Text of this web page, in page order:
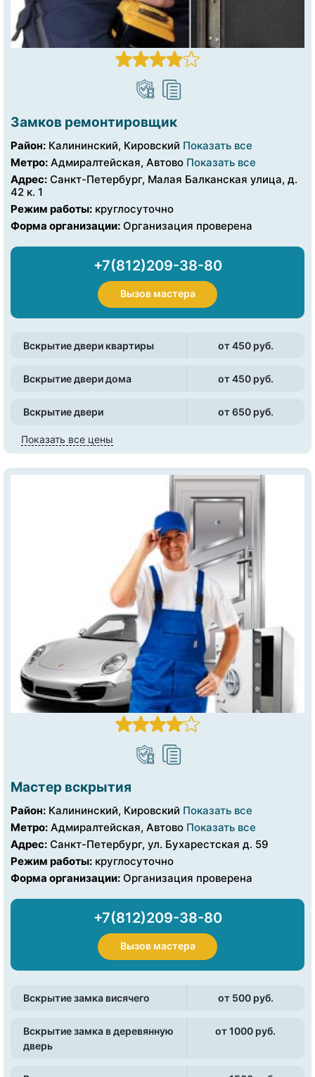
Замков ремонтировщик
Район: Калининский, Кировский Показать все
Метро: Адмиралтейская, Автово Показать все
Адрес: Санкт-Петербург, Малая Балканская улица, д.
42 к. 1
Режим работы: круглосуточно
Форма организации: Организация проверена
+7(812)209-38-80
Вызов мастера
Вскрытие двери квартиры от 450 pуб.
Вскрытие двери дома от 450 pуб.
Вскрытие двери от 650 pуб.
Показать все цены
Мастер вскрытия
Район: Калининский, Кировский Показать все
Метро: Адмиралтейская, Автово Показать все
Адрес: Санкт-Петербург, ул. Бухарестская д. 59
Режим работы: круглосуточно
Форма организации: Организация проверена
+7(812)209-38-80
Вызов мастера
Вскрытие замка висячего от 500 pуб.
Вскрытие замка в деревянную
дверь
от 1000 pуб.